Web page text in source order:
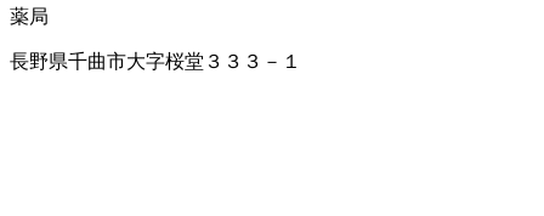
薬局
長野県千曲市大字桜堂３３３－１